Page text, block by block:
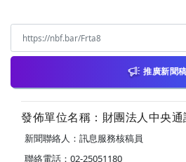
推廣新聞稿
發佈單位名稱：財團法人中央
新聞聯絡人：訊息服務核稿員
聯絡電話：02-25051180